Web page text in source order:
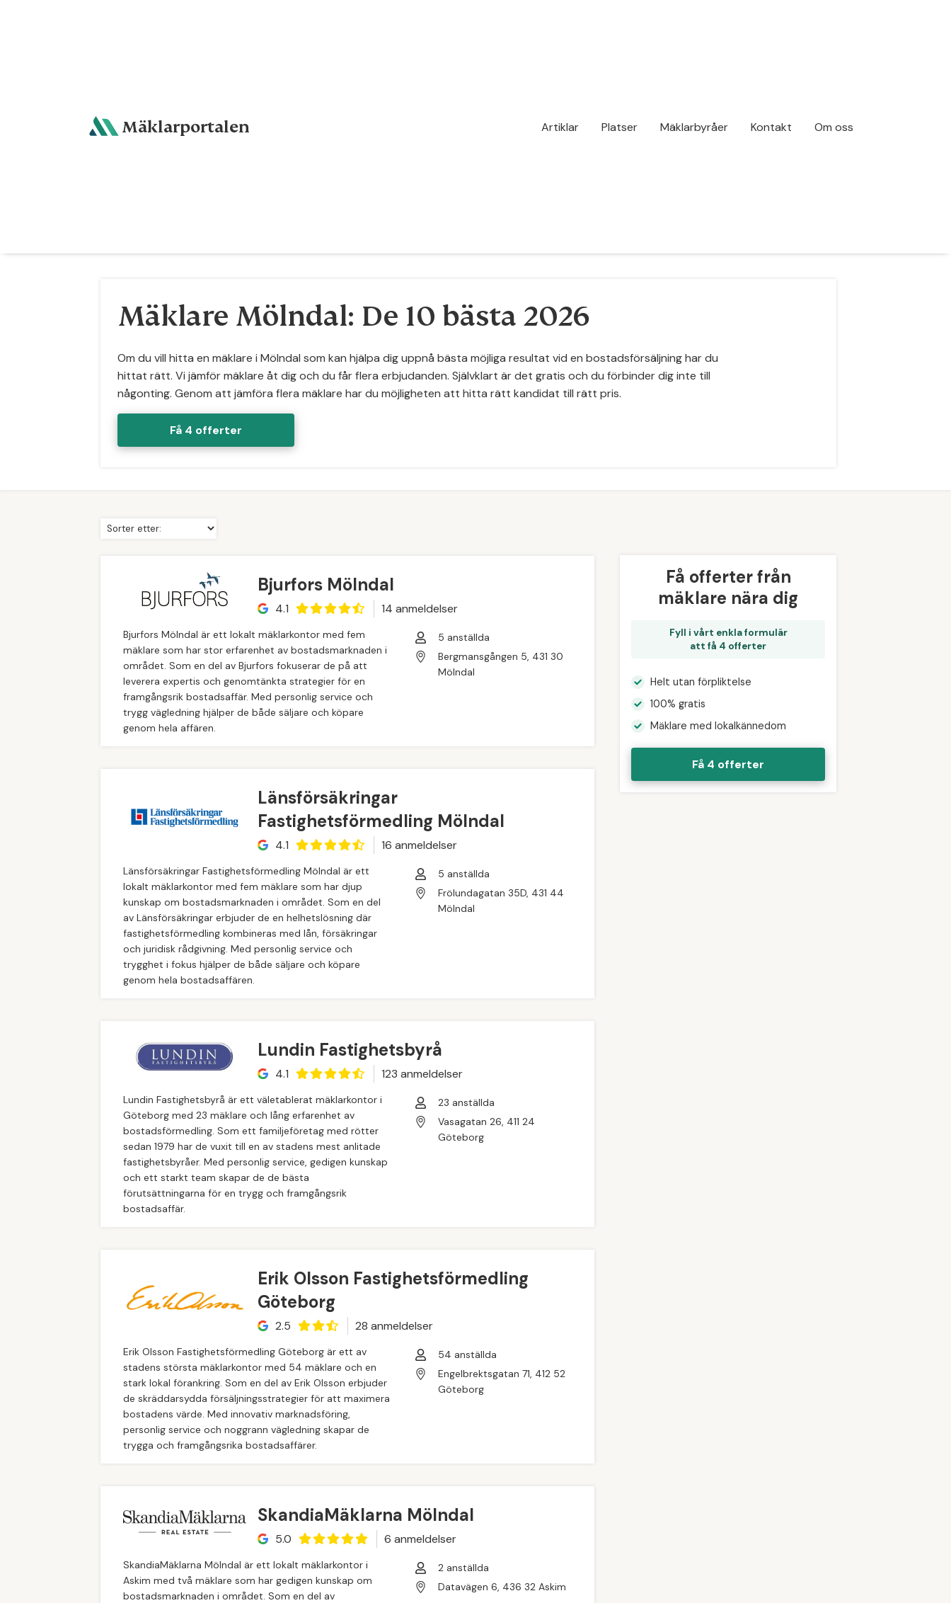
Mäklarportalen Artiklar Platser Mäklarbyråer Kontakt Om oss
Mäklare Mölndal: De 10 bästa 2026
Om du vill hitta en mäklare i Mölndal som kan hjälpa dig uppnå bästa möjliga resultat vid en bostadsförsäljning har du
hittat rätt. Vi jämför mäklare åt dig och du får flera erbjudanden. Självklart är det gratis och du förbinder dig inte till
någonting. Genom att jämföra flera mäklare har du möjligheten att hitta rätt kandidat till rätt pris.
Få 4 offerter
Bjurfors Mölndal
4.1 14 anmeldelser
Bjurfors Mölndal är ett lokalt mäklarkontor med fem
mäklare som har stor erfarenhet av bostadsmarknaden i
området. Som en del av Bjurfors fokuserar de på att
leverera expertis och genomtänkta strategier för en
framgångsrik bostadsaffär. Med personlig service och
trygg vägledning hjälper de både säljare och köpare
genom hela affären.
5 anställda
Bergmansgången 5, 431 30
Mölndal
Länsförsäkringar
Fastighetsförmedling Mölndal
4.1 16 anmeldelser
Länsförsäkringar Fastighetsförmedling Mölndal är ett
lokalt mäklarkontor med fem mäklare som har djup
kunskap om bostadsmarknaden i området. Som en del
av Länsförsäkringar erbjuder de en helhetslösning där
fastighetsförmedling kombineras med lån, försäkringar
och juridisk rådgivning. Med personlig service och
trygghet i fokus hjälper de både säljare och köpare
genom hela bostadsaffären.
5 anställda
Frölundagatan 35D, 431 44
Mölndal
Lundin Fastighetsbyrå
4.1 123 anmeldelser
Lundin Fastighetsbyrå är ett väletablerat mäklarkontor i
Göteborg med 23 mäklare och lång erfarenhet av
bostadsförmedling. Som ett familjeföretag med rötter
sedan 1979 har de vuxit till en av stadens mest anlitade
fastighetsbyråer. Med personlig service, gedigen kunskap
och ett starkt team skapar de de bästa
förutsättningarna för en trygg och framgångsrik
bostadsaffär.
23 anställda
Vasagatan 26, 411 24
Göteborg
Erik Olsson Fastighetsförmedling
Göteborg
2.5 28 anmeldelser
Erik Olsson Fastighetsförmedling Göteborg är ett av
stadens största mäklarkontor med 54 mäklare och en
stark lokal förankring. Som en del av Erik Olsson erbjuder
de skräddarsydda försäljningsstrategier för att maximera
bostadens värde. Med innovativ marknadsföring,
personlig service och noggrann vägledning skapar de
trygga och framgångsrika bostadsaffärer.
54 anställda
Engelbrektsgatan 71, 412 52
Göteborg
SkandiaMäklarna Mölndal
5.0 6 anmeldelser
SkandiaMäklarna Mölndal är ett lokalt mäklarkontor i
Askim med två mäklare som har gedigen kunskap om
bostadsmarknaden i området. Som en del av
2 anställda
Datavägen 6, 436 32 Askim
Få offerter från
mäklare nära dig
Fyll i vårt enkla formulär
att få 4 offerter
Helt utan förpliktelse
100% gratis
Mäklare med lokalkännedom
Få 4 offerter